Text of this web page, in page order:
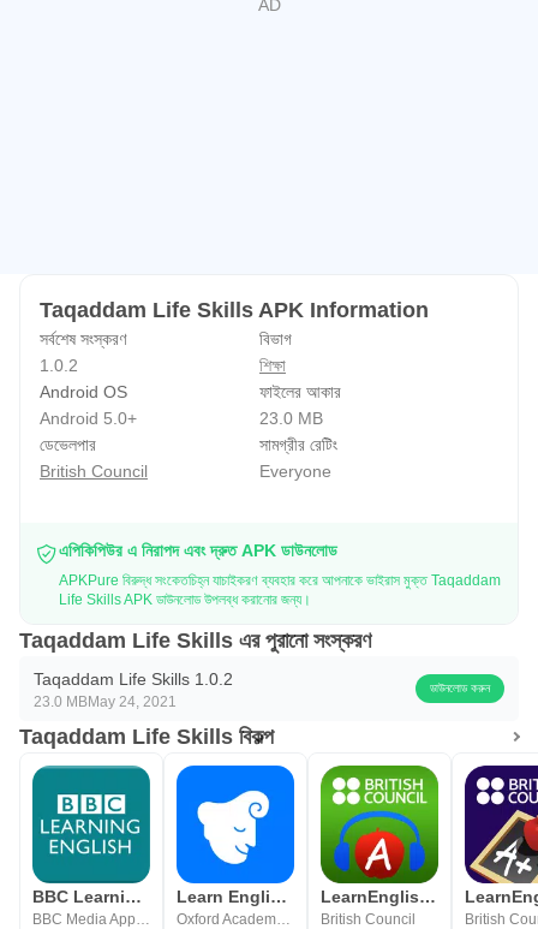
Taqaddam Life Skills APK Information
সর্বশেষ সংস্করণ
1.0.2
বিভাগ
শিক্ষা
Android OS
Android 5.0+
ফাইলের আকার
23.0 MB
ডেভেলপার
British Council
সামগ্রীর রেটিং
Everyone
এপিকিপিউর এ নিরাপদ এবং দ্রুত APK ডাউনলোড
APKPure বিরুদ্ধ সংকেতচিহ্ন যাচাইকরণ ব্যবহার করে আপনাকে ভাইরাস মুক্ত Taqaddam
Life Skills APK ডাউনলোড উপলব্ধ করানোর জন্য।
Taqaddam Life Skills এর পুরানো সংস্করণ
Taqaddam Life Skills 1.0.2
23.0 MBMay 24, 2021
ডাউনলোড করুন
Taqaddam Life Skills বিকল্প
BBC Learning English
BBC Media App Technologies
Learn English Easily - iStoria
Oxford Academy Of Languages, Inc
LearnEnglish Podcasts
British Council
British